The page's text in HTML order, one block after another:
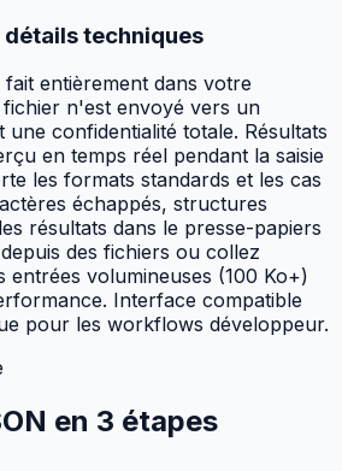
techniques
entièrement dans votre
n'est envoyé vers un
une confidentialité totale. Résultats
en temps réel pendant la saisie
les formats standards et les cas
échappés, structures
résultats dans le presse-papiers
des fichiers ou collez
entrées volumineuses (100 Ko+)
Interface compatible
pour les workflows développeur.
en 3 étapes